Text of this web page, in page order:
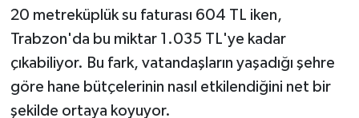
20 metreküplük su faturası 604 TL iken,
Trabzon'da bu miktar 1.035 TL'ye kadar
çıkabiliyor. Bu fark, vatandaşların yaşadığı şehre
göre hane bütçelerinin nasıl etkilendiğini net bir
şekilde ortaya koyuyor.